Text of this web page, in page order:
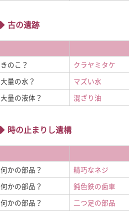
古の遺跡
きのこ？
クラヤミタケ
大量の水？
マズい水
大量の液体？
混ざり油
時の止まりし遺構
何かの部品？
精巧なネジ
何かの部品？
鈍色鉄の歯車
何かの部品？
二つ足の部品